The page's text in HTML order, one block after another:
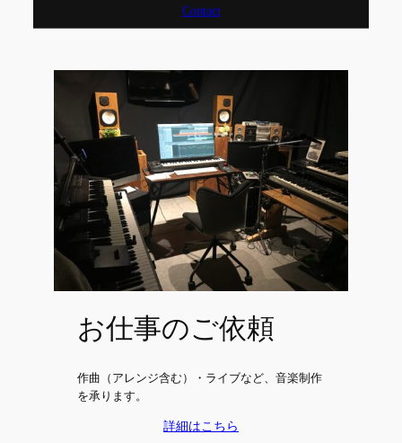
Contact
お仕事のご依頼
作曲（アレンジ含む）・ライブなど、音楽制作
を承ります。
詳細はこちら